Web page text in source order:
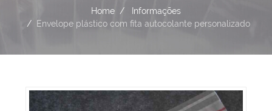
Home
Informações
Envelope plástico com fita autocolante personalizado